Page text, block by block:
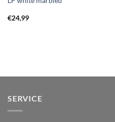
€24,99
SERVICE